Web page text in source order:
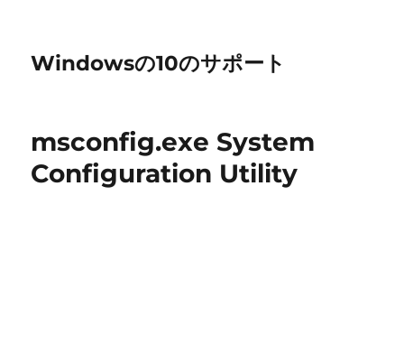
Windowsの10のサポート
msconfig.exe System
Configuration Utility